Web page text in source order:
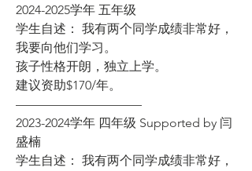
2024-2025学年 五年级
学生自述： 我有两个同学成绩非常好，
我要向他们学习。
孩子性格开朗，独立上学。
建议资助$170/年。
——————————
2023-2024学年 四年级 Supported by 闫
盛楠
学生自述： 我有两个同学成绩非常好，